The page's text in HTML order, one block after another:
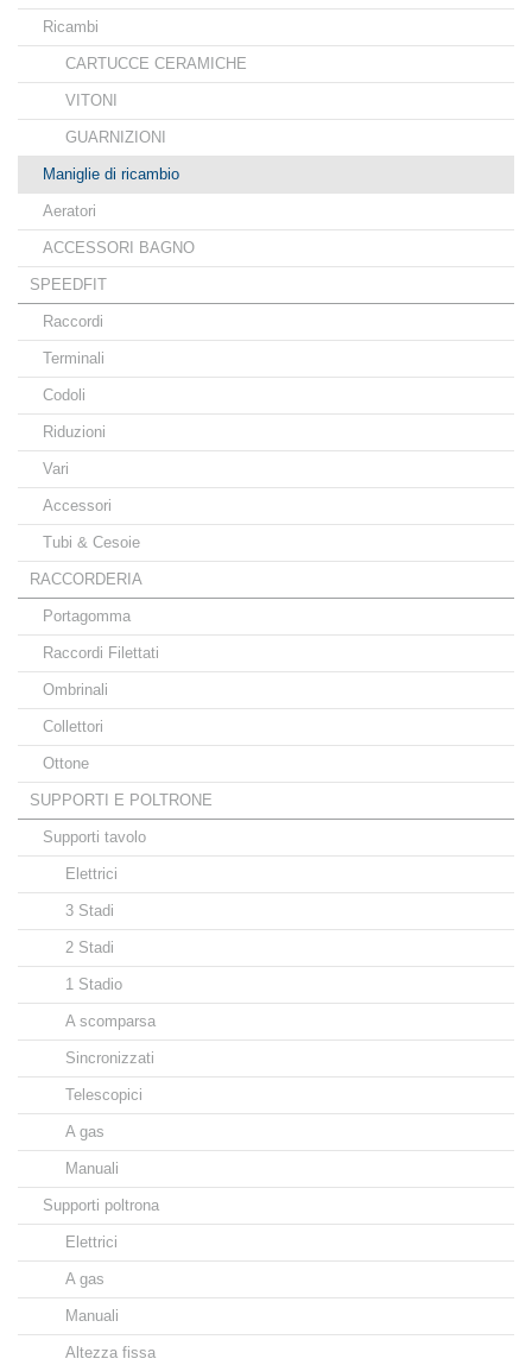
Ricambi
CARTUCCE CERAMICHE
VITONI
GUARNIZIONI
Maniglie di ricambio
Aeratori
ACCESSORI BAGNO
SPEEDFIT
Raccordi
Terminali
Codoli
Riduzioni
Vari
Accessori
Tubi & Cesoie
RACCORDERIA
Portagomma
Raccordi Filettati
Ombrinali
Collettori
Ottone
SUPPORTI E POLTRONE
Supporti tavolo
Elettrici
3 Stadi
2 Stadi
1 Stadio
A scomparsa
Sincronizzati
Telescopici
A gas
Manuali
Supporti poltrona
Elettrici
A gas
Manuali
Altezza fissa